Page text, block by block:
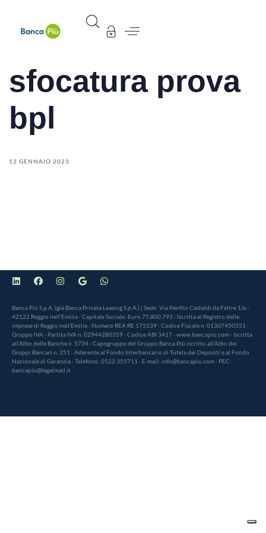
sfocatura prova
bpl
12 GENNAIO 2023
Banca Più S.p.A. (già Banca Privata Leasing S.p.A.) | Sede: Via Panfilo Castaldi da Feltre 1/a -
42122 Reggio nell’Emilia · Capitale Sociale: Euro 75.800.793 · Iscritta al Registro delle
imprese di Reggio nell’Emilia · Numero REA RE 175539 · Codice Fiscale n. 01307450351 ·
Gruppo IVA - Partita IVA n. 02944280359 · Codice ABI 3417 · www.bancapiu.com · Iscritta
all’Albo delle Banche n. 5734 · Capogruppo del Gruppo Banca Più iscritto all’Albo dei
Gruppi Bancari n. 251 · Aderente al Fondo Interbancario di Tutela dei Depositi e al Fondo
Nazionale di Garanzia · Telefono: 0522 355711 · E-mail: info@bancapiu.com · PEC:
bancapiu@legalmail.it